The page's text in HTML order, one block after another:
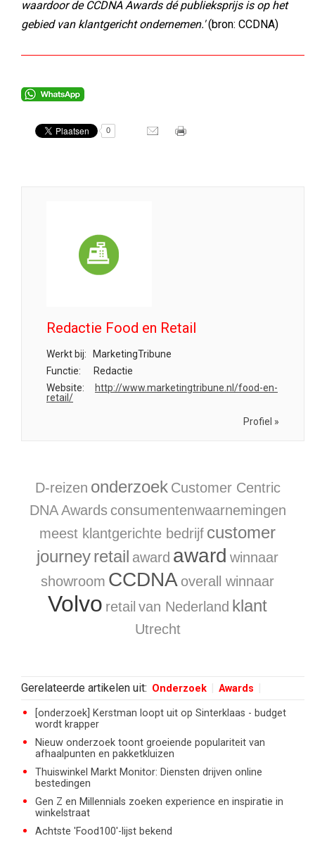
waardoor de CCDNA Awards dé publieksprijs is op het
gebied van klantgericht ondernemen.'(bron: CCDNA)
0
Redactie Food en Retail
Werkt bij:
MarketingTribune
Functie:
Redactie
Website:
http://www.marketingtribune.nl/food-en-
retail/
Profiel »
D-reizen onderzoek Customer Centric
DNA Awards consumentenwaarnemingen
meest klantgerichte bedrijf customer
journeyretail award award winnaar
showroom CCDNA overall winnaar
Volvo retail van Nederland klant
Utrecht
Gerelateerde artikelen uit: Onderzoek Awards
[onderzoek] Kerstman loopt uit op Sinterklaas - budget
wordt krapper
Nieuw onderzoek toont groeiende populariteit van
afhaalpunten en pakketkluizen
Thuiswinkel Markt Monitor: Diensten drijven online
bestedingen
Gen Z en Millennials zoeken experience en inspiratie in
winkelstraat
Achtste 'Food100'-lijst bekend